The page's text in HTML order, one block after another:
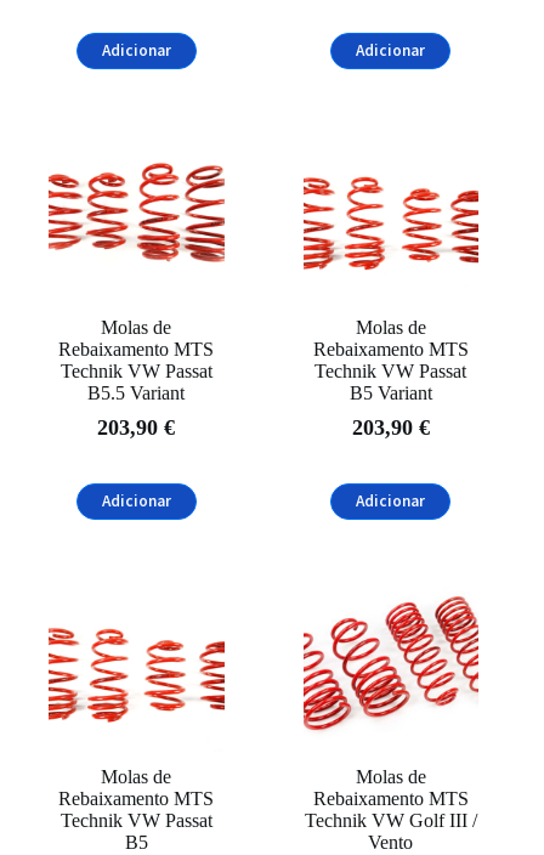
Adicionar Adicionar
Molas de
Rebaixamento MTS
Technik VW Passat
B5.5 Variant
203,90€
Adicionar
Molas de
Rebaixamento MTS
Technik VW Passat
B5 Variant
203,90 €
Adicionar
Molas de
Rebaixamento MTS
Technik VW Passat
B5
Molas de
Rebaixamento MTS
Technik VW Golf III /
Vento